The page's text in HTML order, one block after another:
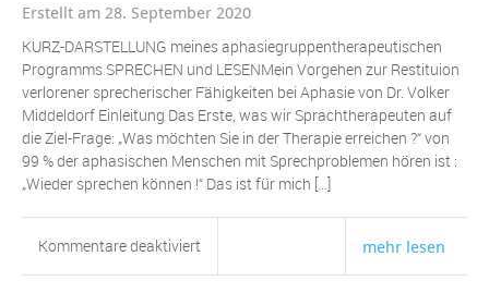
geeigneter
aus
der
Misere
Erstellt am 28. September 2020
KURZ-DARSTELLUNG meines aphasiegruppentherapeutischen
Programms SPRECHEN und LESENMein Vorgehen zur Restituion
verlorener sprecherischer Fähigkeiten bei Aphasie von Dr. Volker
Middeldorf Einleitung Das Erste, was wir Sprachtherapeuten auf
die Ziel-Frage: „Was möchten Sie in der Therapie erreichen ?“ von
99 % der aphasischen Menschen mit Sprechproblemen hören ist :
„Wieder sprechen können !“ Das ist für mich […]
Kommentare deaktiviert mehr lesen